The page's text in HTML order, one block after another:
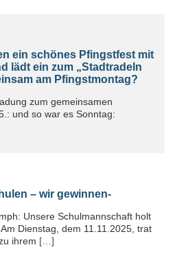
ein schönes Pfingstfest mit
lädt ein zum „Stadtradeln
am Pfingstmontag?
zum gemeinsamen
und so war es Sonntag:
– wir gewinnen-
Unsere Schulmannschaft holt
Dienstag, dem 11.11.2025, trat
ihrem […]